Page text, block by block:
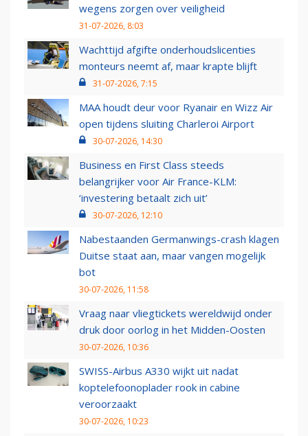
wegens zorgen over veiligheid
31-07-2026, 8:03
Wachttijd afgifte onderhoudslicenties
monteurs neemt af, maar krapte blijft
31-07-2026, 7:15
MAA houdt deur voor Ryanair en Wizz Air
open tijdens sluiting Charleroi Airport
30-07-2026, 14:30
Business en First Class steeds
belangrijker voor Air France-KLM:
‘investering betaalt zich uit’
30-07-2026, 12:10
Nabestaanden Germanwings-crash klagen
Duitse staat aan, maar vangen mogelijk
bot
30-07-2026, 11:58
Vraag naar vliegtickets wereldwijd onder
druk door oorlog in het Midden-Oosten
30-07-2026, 10:36
SWISS-Airbus A330 wijkt uit nadat
koptelefoonoplader rook in cabine
veroorzaakt
30-07-2026, 10:23